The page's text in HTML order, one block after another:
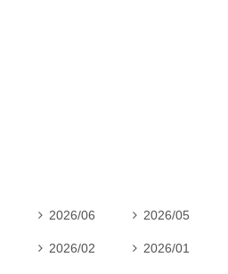
 2026/06  2026/05
 2026/02  2026/01